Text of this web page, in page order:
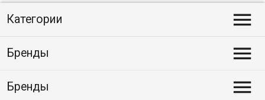
Категории 
Бренды 
Бренды 